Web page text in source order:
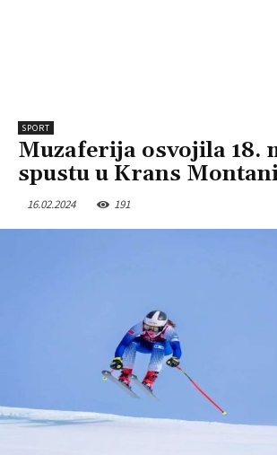
SPORT
Muzaferija osvojila 18.
spustu u Krans
16.02.2024 191